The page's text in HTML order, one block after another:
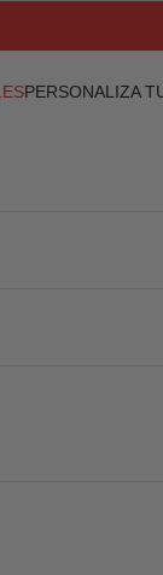
PERSONALIZA